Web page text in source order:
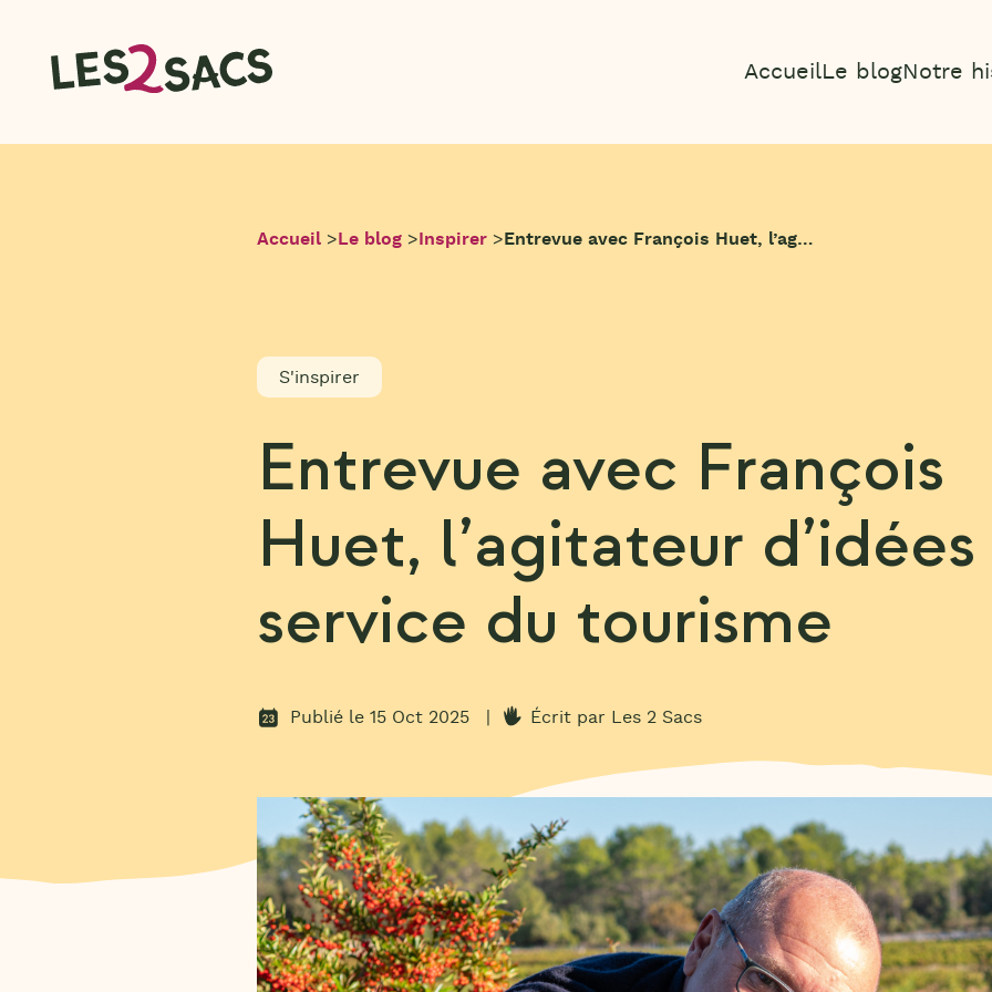
contenu
AccueilLe blogNotre
Accueil > Le blog > Inspirer > Entrevue avec François Huet, l’agitateur d’idées au service du tourisme
S'inspirer
Entrevue avec François
Huet, l’agitateur d’idées
service du tourisme
Publié le 15 Oct 2025 Écrit par Les 2 Sacs